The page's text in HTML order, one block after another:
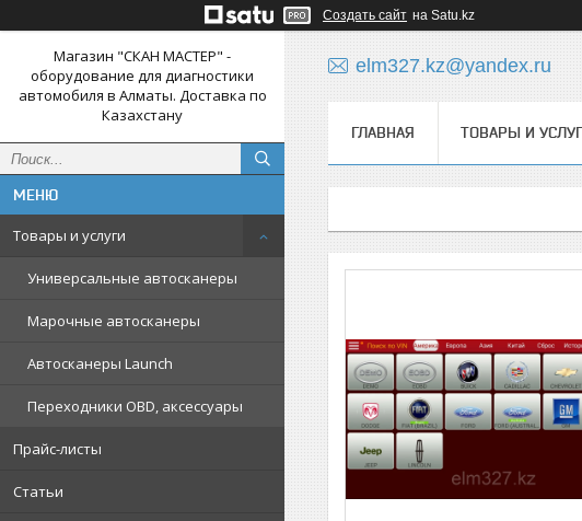
Создать сайт на Satu.kz
Магазин "СКАН МАСТЕР" -
оборудование для диагностики
автомобиля в Алматы. Доставка по
Казахстану
Товары и услуги
Универсальные автосканеры
Марочные автосканеры
Автосканеры Launch
Переходники OBD, аксессуары
Прайс-листы
Статьи
elm327.kz@yandex.ru
ГЛАВНАЯ ТОВАРЫ И